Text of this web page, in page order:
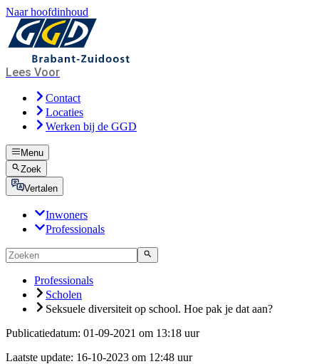
Naar hoofdinhoud
Lees Voor
Contact
Locaties
Werken bij de GGD
Menu
Zoek
Vertalen
Inwoners
Professionals
Professionals
Scholen
Seksuele diversiteit op school. Hoe pak je dat aan?
Publicatiedatum: 01-09-2021 om 13:18 uur
Laatste update: 16-10-2023 om 12:48 uur